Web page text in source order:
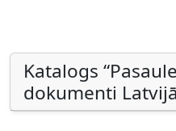
Katalogs
dokumenti